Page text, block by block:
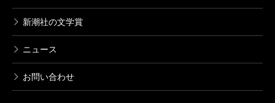
新潮社の文学賞
ニュース
お問い合わせ